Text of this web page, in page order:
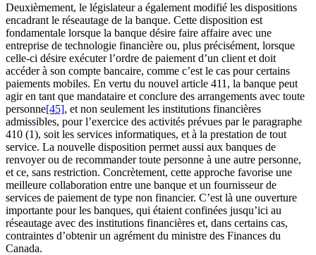
Deuxièmement, le législateur a également modifié les dispositions
encadrant le réseautage de la banque. Cette disposition est
fondamentale lorsque la banque désire faire affaire avec une
entreprise de technologie financière ou, plus précisément, lorsque
celle-ci désire exécuter l’ordre de paiement d’un client et doit
accéder à son compte bancaire, comme c’est le cas pour certains
paiements mobiles. En vertu du nouvel article 411, la banque peut
agir en tant que mandataire et conclure des arrangements avec toute
personne[45], et non seulement les institutions financières
admissibles, pour l’exercice des activités prévues par le paragraphe
410 (1), soit les services informatiques, et à la prestation de tout
service. La nouvelle disposition permet aussi aux banques de
renvoyer ou de recommander toute personne à une autre personne,
et ce, sans restriction. Concrètement, cette approche favorise une
meilleure collaboration entre une banque et un fournisseur de
services de paiement de type non financier. C’est là une ouverture
importante pour les banques, qui étaient confinées jusqu’ici au
réseautage avec des institutions financières et, dans certains cas,
contraintes d’obtenir un agrément du ministre des Finances du
Canada.